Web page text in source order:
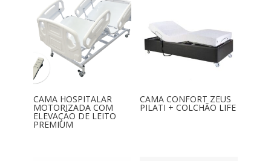
CAMA HOSPITALAR
MOTORIZADA COM
ELEVAÇÃO DE LEITO
PREMIUM
CAMA CONFORT ZEUS
PILATI + COLCHÃO LIFE